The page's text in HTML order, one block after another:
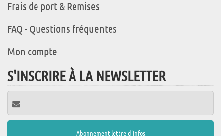
Frais de port & Remises
FAQ - Questions fréquentes
Mon compte
S'INSCRIRE À LA NEWSLETTER